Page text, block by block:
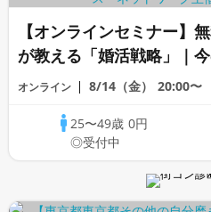
【オンラインセミナー】
が教える「婚活戦略」｜
変わらないと感じる男性へ
オンライン 8/14（金） 20:00〜
25〜49歳0円
◎受付中